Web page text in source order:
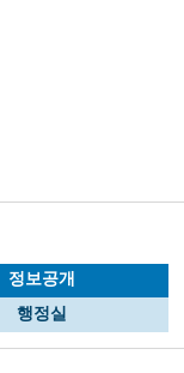
정보공개
행정실